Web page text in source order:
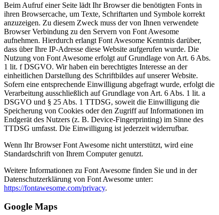
Beim Aufruf einer Seite lädt Ihr Browser die benötigten Fonts in
ihren Browsercache, um Texte, Schriftarten und Symbole korrekt
anzuzeigen. Zu diesem Zweck muss der von Ihnen verwendete
Browser Verbindung zu den Servern von Font Awesome
aufnehmen. Hierdurch erlangt Font Awesome Kenntnis darüber,
dass über Ihre IP-Adresse diese Website aufgerufen wurde. Die
Nutzung von Font Awesome erfolgt auf Grundlage von Art. 6 Abs.
1 lit. f DSGVO. Wir haben ein berechtigtes Interesse an der
einheitlichen Darstellung des Schriftbildes auf unserer Website.
Sofern eine entsprechende Einwilligung abgefragt wurde, erfolgt die
Verarbeitung ausschließlich auf Grundlage von Art. 6 Abs. 1 lit. a
DSGVO und § 25 Abs. 1 TTDSG, soweit die Einwilligung die
Speicherung von Cookies oder den Zugriff auf Informationen im
Endgerät des Nutzers (z. B. Device-Fingerprinting) im Sinne des
TTDSG umfasst. Die Einwilligung ist jederzeit widerrufbar.
Wenn Ihr Browser Font Awesome nicht unterstützt, wird eine
Standardschrift von Ihrem Computer genutzt.
Weitere Informationen zu Font Awesome finden Sie und in der
Datenschutzerklärung von Font Awesome unter:
https://fontawesome.com/privacy.
Google Maps